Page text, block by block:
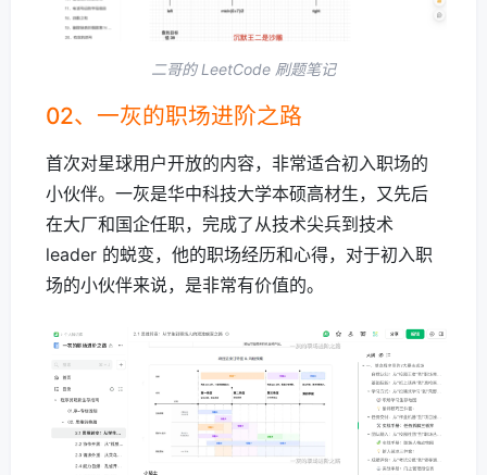
二哥的 LeetCode 刷题笔记
02、一灰的职场进阶之路
首次对星球用户开放的内容，非常适合初入职场的
小伙伴。一灰是华中科技大学本硕高材生，又先后
在大厂和国企任职，完成了从技术尖兵到技术
leader 的蜕变，他的职场经历和心得，对于初入职
场的小伙伴来说，是非常有价值的。